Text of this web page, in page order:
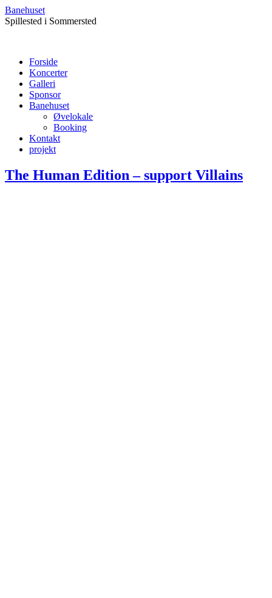
Banehuset
Spillested i Sommersted
Forside
Koncerter
Galleri
Sponsor
Banehuset
Øvelokale
Booking
Kontakt
projekt
The Human Edition – support Villains